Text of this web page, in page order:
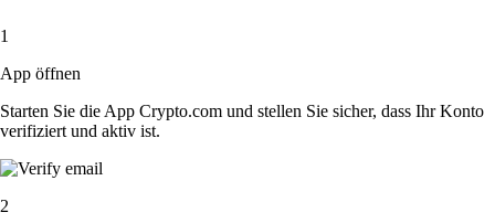
1
App öffnen
Starten Sie die App Crypto.com und stellen Sie sicher, dass Ihr Konto
verifiziert und aktiv ist.
2